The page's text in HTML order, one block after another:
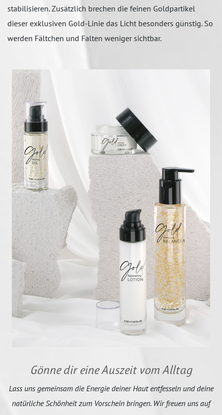
stabilisieren. Zusätzlich brechen die feinen Goldpartikel
dieser exklusiven Gold-Linie das Licht besonders günstig. So
werden Fältchen und Falten weniger sichtbar.
Gönne dir eine Auszeit vom Alltag
Lass uns gemeinsam die Energie deiner Haut entfesseln und deine
natürliche Schönheit zum Vorschein bringen. Wir freuen uns auf